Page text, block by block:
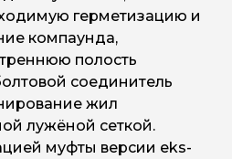
герметизацию и
компаунда,
полость
соединитель
жил
лужёной сеткой.
муфты версии eks-